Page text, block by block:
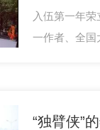
入伍第一年
一作者、全国
“独臂侠”